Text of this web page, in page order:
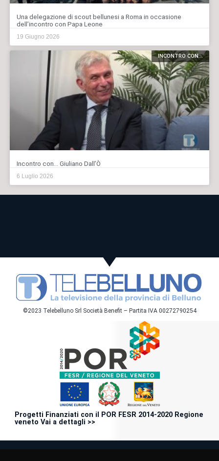
Una delegazione di scout bellunesi a Roma in occasione
dell’incontro con Papa Leone
19 Giugno 2026
INCONTRO CON...
Incontro con… Giuliano Dall’Ò
6 Luglio 2026
©2023 Telebelluno Srl Società Benefit – Partita IVA 00272790254
Progetti Finanziati con il POR FESR 2014-2020 Regione
veneto Vai a dettagli >>